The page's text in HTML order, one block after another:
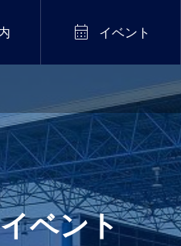
 イベント
2026年7月20日
伝統芸能「猿まわし公
演」開催！
イベント